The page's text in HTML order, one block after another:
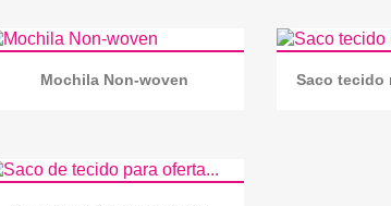
Mochila Non-woven
Saco tecido